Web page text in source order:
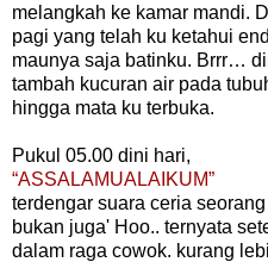
melangkah ke kamar mandi.
pagi yang telah ku ketahui
maunya saja batinku. Brrr…
tambah kucuran air pada
hingga mata ku terbuka.
Pukul 05.00 dini hari,
“ASSALAMUALAIKUM”
terdengar suara ceria
bukan juga' Hoo.. ternyata
dalam raga cowok. kurang